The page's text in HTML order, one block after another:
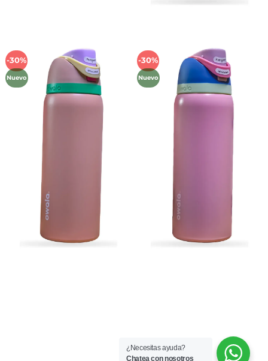
-30%
Nuevo
Añadir
lista de
deseos
-30%
Nuevo
Añadir
lista de
deseos
¿Necesitas ayuda?
Chatea con nosotros